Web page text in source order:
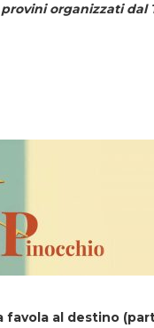
organizzati dal
favola al destino